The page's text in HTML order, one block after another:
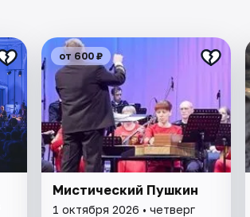
от 600 ₽
Мистический Пушкин
1 октября 2026 • четверг